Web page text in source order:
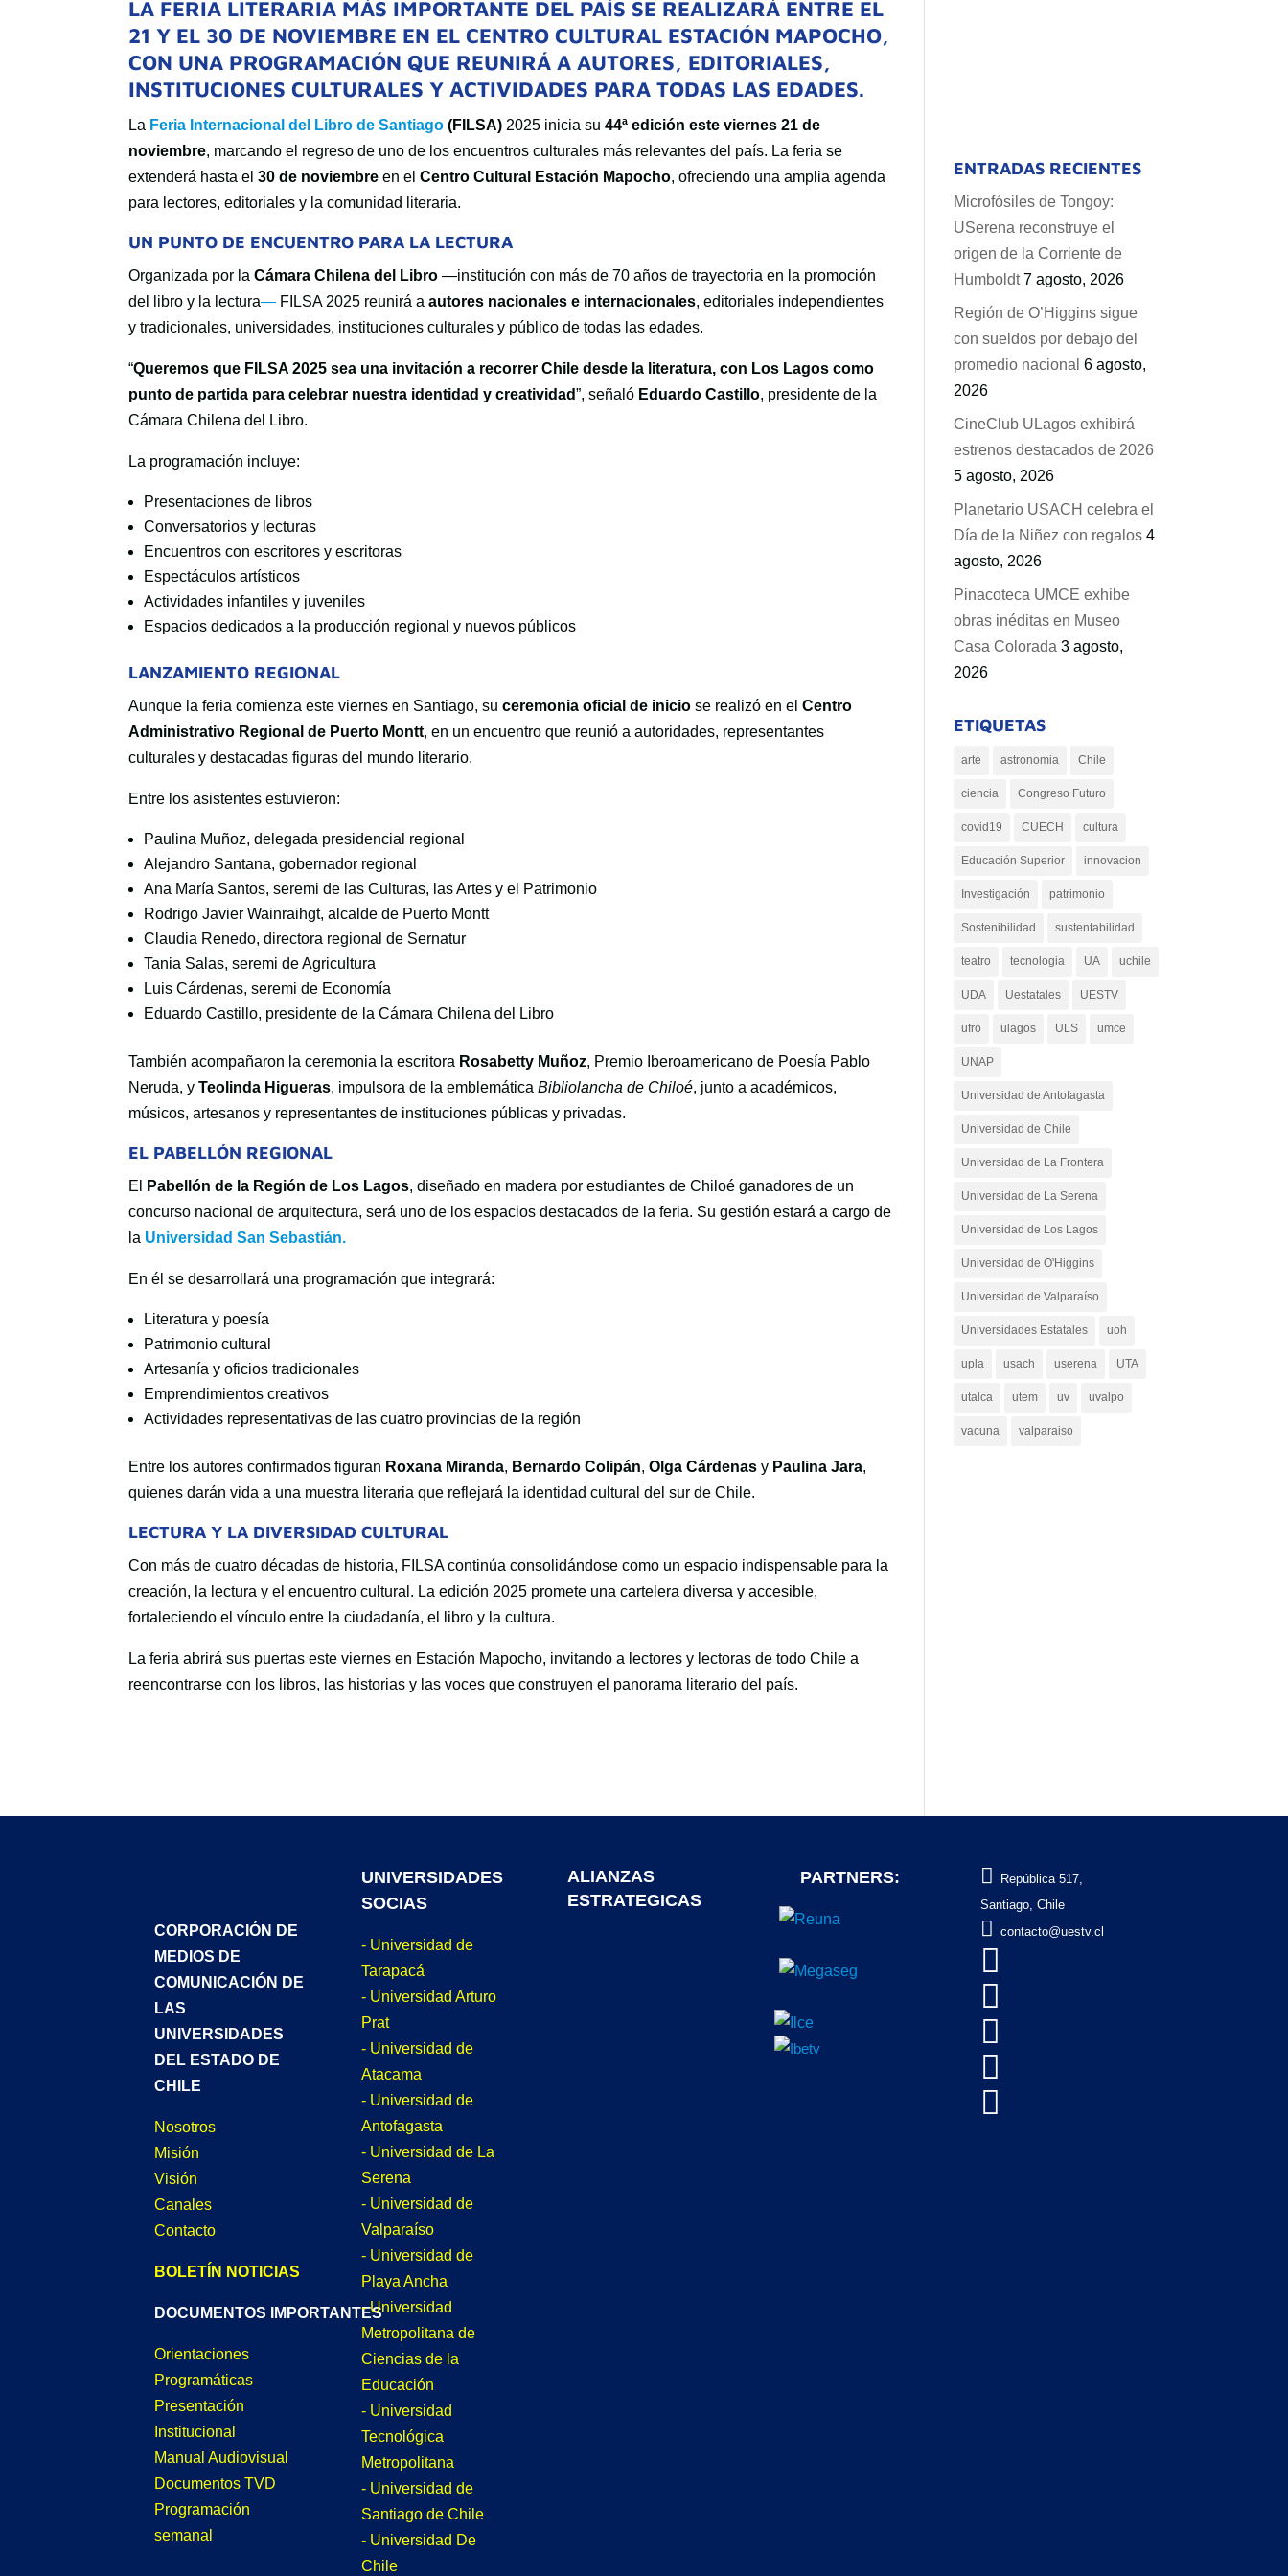
LA FERIA LITERARIA MÁS IMPORTANTE DEL PAÍS SE REALIZARÁ ENTRE EL
21 Y EL 30 DE NOVIEMBRE EN EL CENTRO CULTURAL ESTACIÓN MAPOCHO,
CON UNA PROGRAMACIÓN QUE REUNIRÁ A AUTORES, EDITORIALES,
INSTITUCIONES CULTURALES Y ACTIVIDADES PARA TODAS LAS EDADES.
La Feria Internacional del Libro de Santiago (FILSA) 2025 inicia su44ª edición este viernes 21 de
noviembre, marcando el regreso de uno de los encuentros culturales más relevantes del país. La feria se
extenderá hasta el30 de noviembre en elCentro Cultural Estación Mapocho, ofreciendo una amplia agenda
para lectores, editoriales y la comunidad literaria.
UN PUNTO DE ENCUENTRO PARA LA LECTURA
Organizada por laCámara Chilena del Libro —institución con más de 70 años de trayectoria en la promoción
del libro y la lectura— FILSA 2025 reunirá aautores nacionales e internacionales, editoriales independientes
y tradicionales, universidades, instituciones culturales y público de todas las edades.
“Queremos que FILSA 2025 sea una invitación a recorrer Chile desde la literatura, con Los Lagos como
punto de partida para celebrar nuestra identidad y creatividad”, señaló Eduardo Castillo, presidente de la
Cámara Chilena del Libro.
La programación incluye:
Presentaciones de libros
Conversatorios y lecturas
Encuentros con escritores y escritoras
Espectáculos artísticos
Actividades infantiles y juveniles
Espacios dedicados a la producción regional y nuevos públicos
LANZAMIENTO REGIONAL
Aunque la feria comienza este viernes en Santiago, suceremonia oficial de inicio se realizó en elCentro
Administrativo Regional de Puerto Montt, en un encuentro que reunió a autoridades, representantes
culturales y destacadas figuras del mundo literario.
Entre los asistentes estuvieron:
Paulina Muñoz, delegada presidencial regional
Alejandro Santana, gobernador regional
Ana María Santos, seremi de las Culturas, las Artes y el Patrimonio
Rodrigo Javier Wainraihgt, alcalde de Puerto Montt
Claudia Renedo, directora regional de Sernatur
Tania Salas, seremi de Agricultura
Luis Cárdenas, seremi de Economía
Eduardo Castillo, presidente de la Cámara Chilena del Libro
También acompañaron la ceremonia la escritora Rosabetty Muñoz, Premio Iberoamericano de Poesía Pablo
Neruda, yTeolinda Higueras, impulsora de la emblemáticaBibliolancha de Chiloé, junto a académicos,
músicos, artesanos y representantes de instituciones públicas y privadas.
EL PABELLÓN REGIONAL
El Pabellón de la Región de Los Lagos, diseñado en madera por estudiantes de Chiloé ganadores de un
concurso nacional de arquitectura, será uno de los espacios destacados de la feria. Su gestión estará a cargo de
la Universidad San Sebastián.
En él se desarrollará una programación que integrará:
Literatura y poesía
Patrimonio cultural
Artesanía y oficios tradicionales
Emprendimientos creativos
Actividades representativas de las cuatro provincias de la región
Entre los autores confirmados figuran Roxana Miranda, Bernardo Colipán,Olga Cárdenas y Paulina Jara,
quienes darán vida a una muestra literaria que reflejará la identidad cultural del sur de Chile.
LECTURA Y LA DIVERSIDAD CULTURAL
Con más de cuatro décadas de historia, FILSA continúa consolidándose como un espacio indispensable para la
creación, la lectura y el encuentro cultural. La edición 2025 promete una cartelera diversa y accesible,
fortaleciendo el vínculo entre la ciudadanía, el libro y la cultura.
La feria abrirá sus puertas este viernes en Estación Mapocho, invitando a lectores y lectoras de todo Chile a
reencontrarse con los libros, las historias y las voces que construyen el panorama literario del país.
ENTRADAS RECIENTES
Microfósiles de Tongoy:
USerena reconstruye el
origen de la Corriente de
Humboldt 7 agosto, 2026
Región de O’Higgins sigue
con sueldos por debajo del
promedio nacional 6 agosto,
2026
CineClub ULagos exhibirá
estrenos destacados de 2026
5 agosto, 2026
Planetario USACH celebra el
Día de la Niñez con regalos 4
agosto, 2026
Pinacoteca UMCE exhibe
obras inéditas en Museo
Casa Colorada 3 agosto,
2026
ETIQUETAS
arte astronomia Chile
ciencia Congreso Futuro
covid19 CUECH cultura
Educación Superior innovacion
Investigación patrimonio
Sostenibilidad sustentabilidad
teatro tecnologia UA uchile
UDA Uestatales UESTV
ufro ulagos ULS umce
UNAP
Universidad de Antofagasta
Universidad de Chile
Universidad de La Frontera
Universidad de La Serena
Universidad de Los Lagos
Universidad de O'Higgins
Universidad de Valparaíso
Universidades Estatales uoh
upla usach userena UTA
utalca utem uv uvalpo
vacuna valparaiso
CORPORACIÓN DE
MEDIOS DE
COMUNICACIÓN DE
LAS
UNIVERSIDADES
DEL ESTADO DE
CHILE
Nosotros
Misión
Visión
Canales
Contacto
BOLETÍN NOTICIAS
DOCUMENTOS IMPORTANTES
Orientaciones
Programáticas
Presentación
Institucional
Manual Audiovisual
Documentos TVD
Programación
semanal
UNIVERSIDADES
SOCIAS
- Universidad de
Tarapacá
- Universidad Arturo
Prat
- Universidad de
Atacama
- Universidad de
Antofagasta
- Universidad de La
Serena
- Universidad de
Valparaíso
- Universidad de
Playa Ancha
- Universidad
Metropolitana de
Ciencias de la
Educación
- Universidad
Tecnológica
Metropolitana
- Universidad de
Santiago de Chile
- Universidad De
Chile
ALIANZAS
ESTRATEGICAS
PARTNERS: 
República 517,
Santiago, Chile
 contacto@uestv.cl




